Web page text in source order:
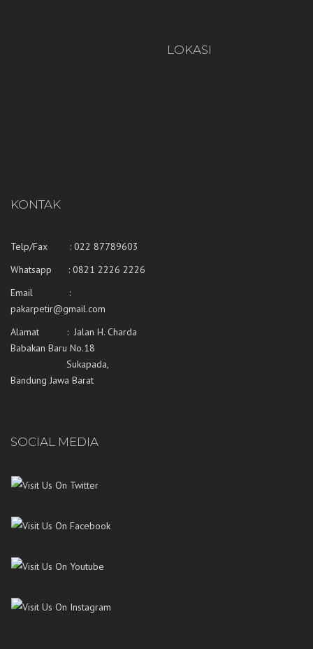
LOKASI
KONTAK
Telp/Fax : 022 87789603
Whatsapp : 0821 2226 2226
Email :
pakarpetir@gmail.com
Alamat : Jalan H. Charda
Babakan Baru No.18
Sukapada,
Bandung Jawa Barat
SOCIAL MEDIA